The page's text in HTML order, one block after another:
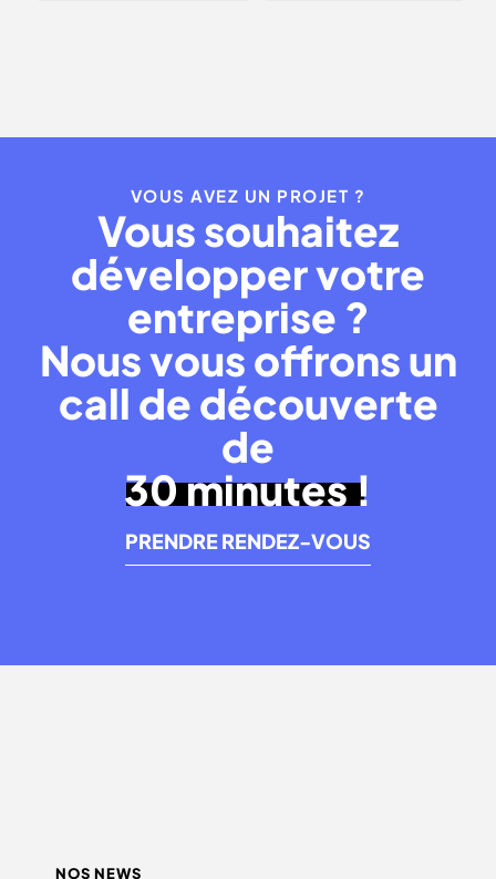
VOUS AVEZ UN PROJET ?
Vous souhaitez
développer votre
entreprise ?
Nous vous offrons un
call de découverte
de
30 minutes !
PRENDRE RENDEZ-VOUS
NOS NEWS